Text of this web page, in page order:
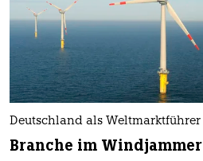
Deutschland als Weltmarktführer
Branche im Windjammer